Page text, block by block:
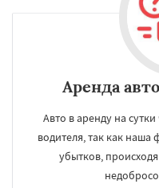
Аренда
Авто в аренду на
водителя, так как наша
убытков,